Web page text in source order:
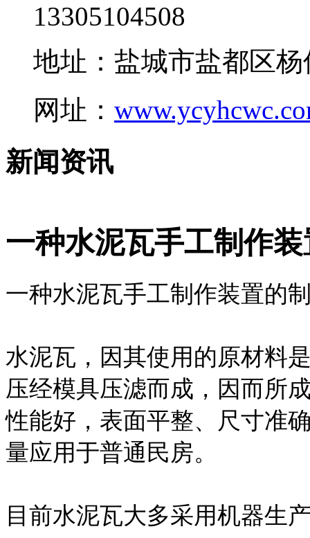
13305104508
地址：盐城市盐都区
网址：
新闻资讯
一种水泥瓦手工制作
一种水泥瓦手工制作装置的
水泥瓦，因其使用的原材料
压经模具压滤而成，因而所
性能好，表面平整、尺寸准
量应用于普通民房。
目前水泥瓦大多采用机器生